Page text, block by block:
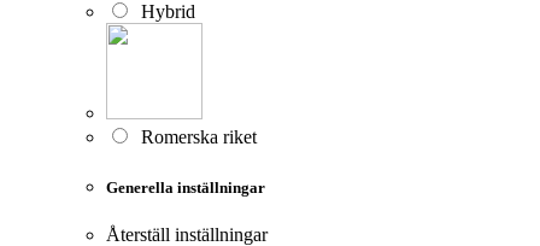
Hybrid
Romerska riket
Generella inställningar
Återställ inställningar